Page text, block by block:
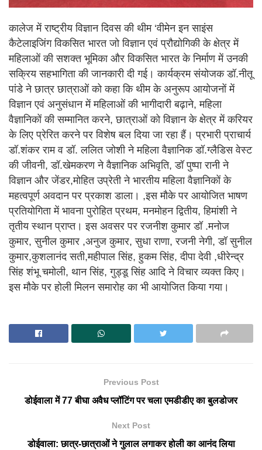
कालेज में राष्ट्रीय विज्ञान दिवस की थीम ‘वीमेन इन साइंस
कैटेलाइजिंग विकसित भारत जो विज्ञान एवं प्रौद्योगिकी के क्षेत्र में
महिलाओं की सशक्त भूमिका और विकसित भारत के निर्माण में उनकी
सक्रिय सहभागिता की जानकारी दी गई। कार्यक्रम संयोजक डॉ.नीतू
पांडे ने छात्र छात्राओं को कहा कि थीम के अनुरूप आयोजनों में
विज्ञान एवं अनुसंधान में महिलाओं की भागीदारी बढ़ाने, महिला
वैज्ञानिकों की सम्मानित करने, छात्राओं को विज्ञान के क्षेत्र में करियर
के लिए प्रेरित करने पर विशेष बल दिया जा रहा हैं। प्रभारी प्राचार्य
डॉ.शंकर राम व डॉ. ललित जोशी ने महिला वैज्ञानिक डॉ.ग्लैडिस वेस्ट
की जीवनी, डॉ.खेमकरण ने वैज्ञानिक अभिवृति, डॉ पुष्पा रानी ने
विज्ञान और जेंडर,मोहित उप्रेती ने भारतीय महिला वैज्ञानिकों के
महत्वपूर्ण अवदान पर प्रकाश डाला। ,इस मौके पर आयोजित भाषण
प्रतियोगिता में भावना पुरोहित प्रथम, मनमोहन द्वितीय, हिमांशी ने
तृतीय स्थान प्राप्त। इस अवसर पर रजनीश कुमार डॉ .मनोज
कुमार, सुनील कुमार ,अनुज कुमार, सुधा राणा, रजनी नेगी, डॉ सुनील
कुमार,कुशलानंद सती,महीपाल सिंह, हुकम सिंह, दीपा देवी ,धीरेन्द्र
सिंह शंभू चमोली, थान सिंह, गुड्डू सिंह आदि ने विचार व्यक्त किए।
इस मौके पर होली मिलन समारोह का भी आयोजित किया गया।
Previous Post
डोईवाला में 77 बीघा अवैध प्लॉटिंग पर चला एमडीडीए का बुलडोजर
Next Post
डोईवाला: छात्र-छात्राओं ने गुलाल लगाकर होली का आनंद लिया